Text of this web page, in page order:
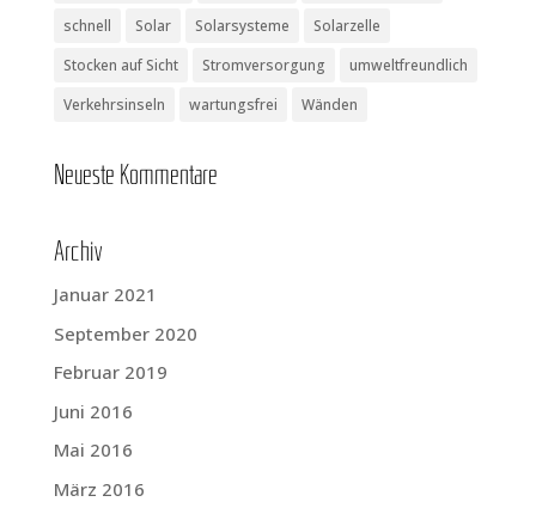
schnell
Solar Solarsysteme
Solarzelle
Stocken auf Sicht
Stromversorgung
umweltfreundlich
Verkehrsinseln
wartungsfrei Wänden
Neu­es­te Kommentare
Archiv
Januar 2021
September 2020
Februar 2019
Juni 2016
Mai 2016
März 2016